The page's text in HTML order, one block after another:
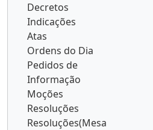
Decretos
Indicações
Atas
Ordens do Dia
Pedidos de
Informação
Moções
Resoluções
Resoluções(Mesa